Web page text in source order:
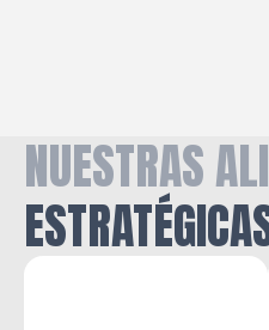
NUESTRAS